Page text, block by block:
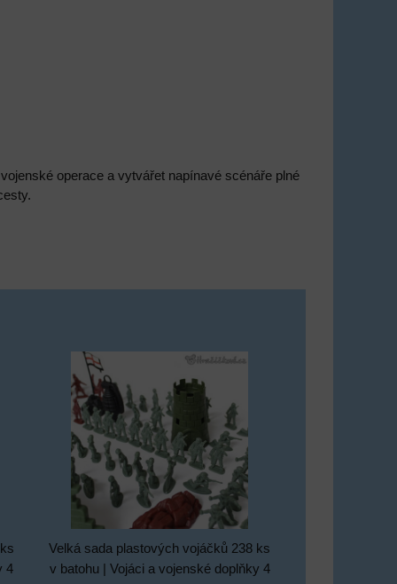
operace a vytvářet napínavé scénáře plné
4
Velká sada plastových vojáčků 238 ks
v batohu | Vojáci a vojenské doplňky 4